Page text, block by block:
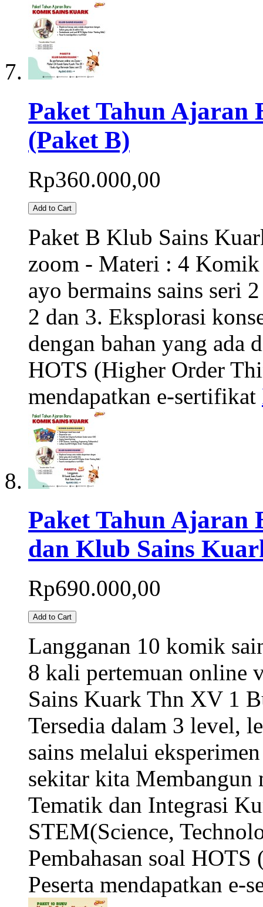
Paket Tahun Ajaran
(Paket B)
Rp360.000,00
Add to Cart
Paket B Klub Sains
zoom - Materi : 4
ayo bermains sains seri
2 dan 3. Eksplorasi
dengan bahan yang ada
HOTS (Higher Order
mendapatkan e-sertifikat
Paket Tahun Ajaran
dan Klub Sains
Rp690.000,00
Add to Cart
Langganan 10 komik
8 kali pertemuan online
Sains Kuark Thn XV 1
Tersedia dalam 3 level,
sains melalui
sekitar kita Membangun
Tematik dan Integrasi
STEM(Science,
Pembahasan soal
Peserta mendapatkan e-